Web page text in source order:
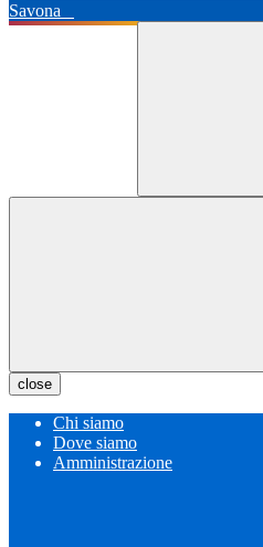
Savona
close
Chi siamo
Dove siamo
Amministrazione